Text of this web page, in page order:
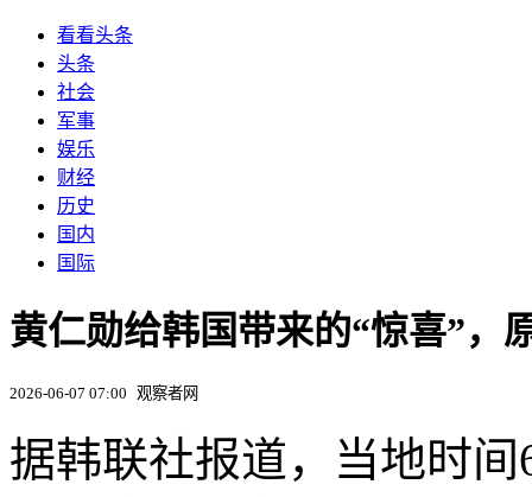
看看头条
头条
社会
军事
娱乐
财经
历史
国内
国际
黄仁勋给韩国带来的“惊喜”，
2026-06-07 07:00 观察者网
据韩联社报道，当地时